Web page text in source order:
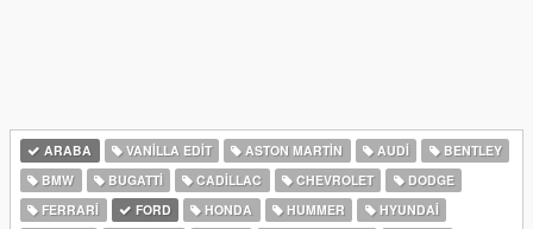
ARABA VANILLA EDIT ASTON MARTIN AUDI
BENTLEY
BMW
BUGATTI CADILLAC CHEVROLET
DODGE
FERRARI
FORD HONDA HUMMER
HYUNDAI